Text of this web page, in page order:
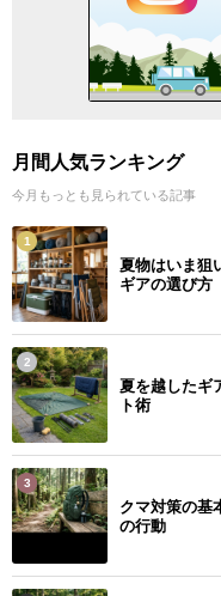
月間人気ランキング
今月もっとも見られている記事
1
夏物はいま狙
ギアの選び方
2
夏を越したギ
ト術
3
クマ対策の基
の行動